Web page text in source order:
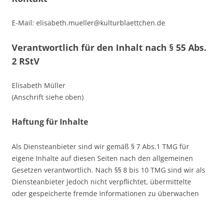
E-Mail: elisabeth.mueller@kulturblaettchen.de
Verantwortlich für den Inhalt nach § 55 Abs.
2 RStV
Elisabeth Müller
(Anschrift siehe oben)
Haftung für Inhalte
Als Diensteanbieter sind wir gemäß § 7 Abs.1 TMG für
eigene Inhalte auf diesen Seiten nach den allgemeinen
Gesetzen verantwortlich. Nach §§ 8 bis 10 TMG sind wir als
Diensteanbieter jedoch nicht verpflichtet, übermittelte
oder gespeicherte fremde Informationen zu überwachen